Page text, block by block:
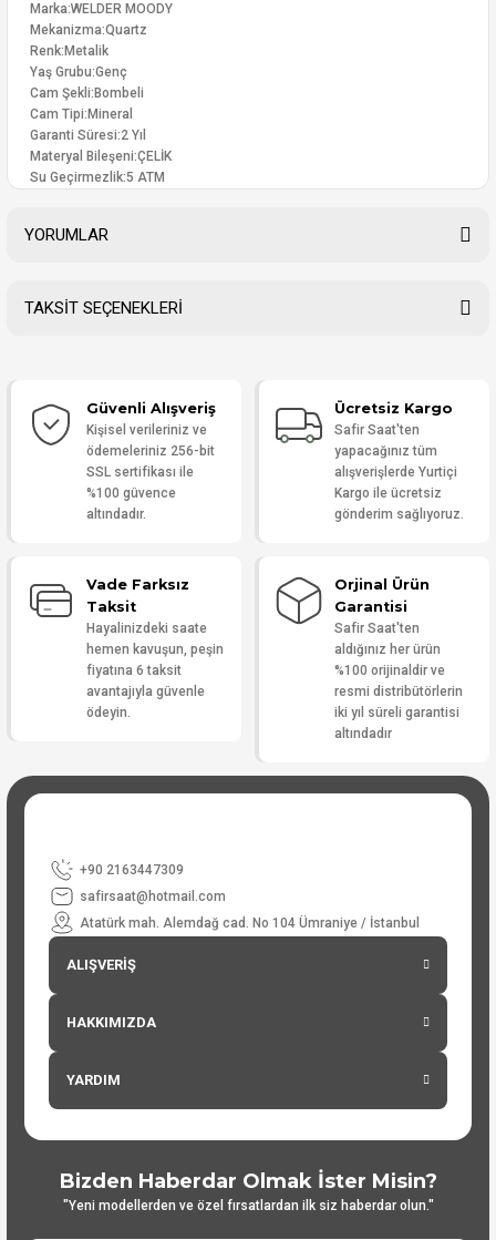
Marka:WELDER MOODY
Mekanizma:Quartz
Renk:Metalik
Yaş Grubu:Genç
Cam Şekli:Bombeli
Cam Tipi:Mineral
Garanti Süresi:2 Yıl
Materyal Bileşeni:ÇELİK
Su Geçirmezlik:5 ATM
YORUMLAR
Yorum Yaz
TAKSİT SEÇENEKLERİ
Güvenli Alışveriş
Kişisel verileriniz ve
ödemeleriniz 256-bit
SSL sertifikası ile
%100 güvence
altındadır.
Ücretsiz Kargo
Safir Saat'ten
yapacağınız tüm
alışverişlerde Yurtiçi
Kargo ile ücretsiz
gönderim sağlıyoruz.
Vade Farksız
Taksit
Hayalinizdeki saate
hemen kavuşun, peşin
fiyatına 6 taksit
avantajıyla güvenle
ödeyin.
Orjinal Ürün
Garantisi
Safir Saat'ten
aldığınız her ürün
%100 orijinaldir ve
resmi distribütörlerin
iki yıl süreli garantisi
altındadır
+90 2163447309
safirsaat@hotmail.com
Atatürk mah. Alemdağ cad. No 104 Ümraniye / İstanbul
ALIŞVERİŞ
HAKKIMIZDA
YARDIM
Bizden Haberdar Olmak İster Misin?
"Yeni modellerden ve özel fırsatlardan ilk siz haberdar olun."